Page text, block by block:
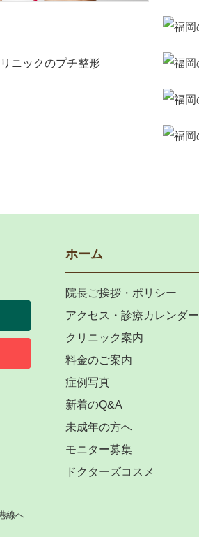
線へ
ホーム
院長ご挨拶・ポリシー
アクセス・診療カレンダー
クリニック案内
料金のご案内
症例写真
新着のQ&A
未成年の方へ
モニター募集
ドクターズコスメ